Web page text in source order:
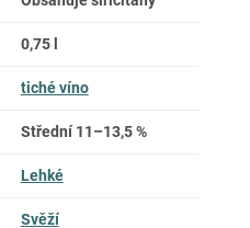
0,75 l
tiché víno
Střední 11–13,5 %
Lehké
Svěží